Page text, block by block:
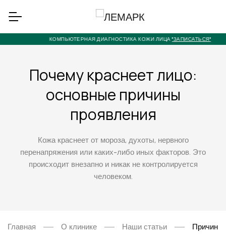
КОМПЬЮТЕРНАЯ ДИАГНОСТИКА КОЖИ ЛИЦА"ЗАПИСАТЬСЯ"
Почему краснеет лицо:
основные причины
проявления
Кожа краснеет от мороза, духоты, нервного
перенапряжения или каких-либо иных факторов. Это
происходит внезапно и никак не контролируется
человеком.
Главная О клинике Наши статьи Причины